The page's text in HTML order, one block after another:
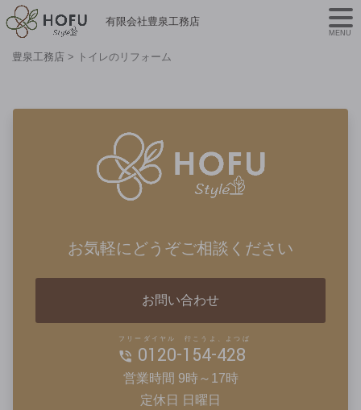
有限会社豊泉工務店
豊泉工務店 > トイレのリフォーム
お気軽にどうぞご相談ください
お問い合わせ
0120-154-428
フリーダイヤル 行こうよ、よつば
営業時間 9時～17時
定休日 日曜日
MENU